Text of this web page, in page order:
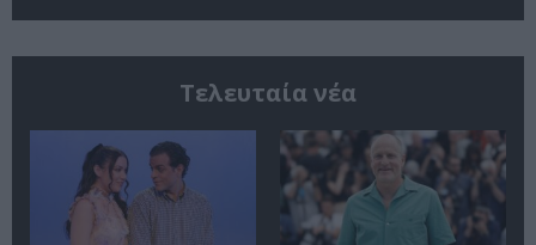
Τελευταία νέα